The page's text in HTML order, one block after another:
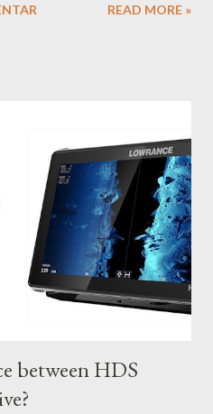
is part 1 of our guide to get the
READ MORE »
between HDS